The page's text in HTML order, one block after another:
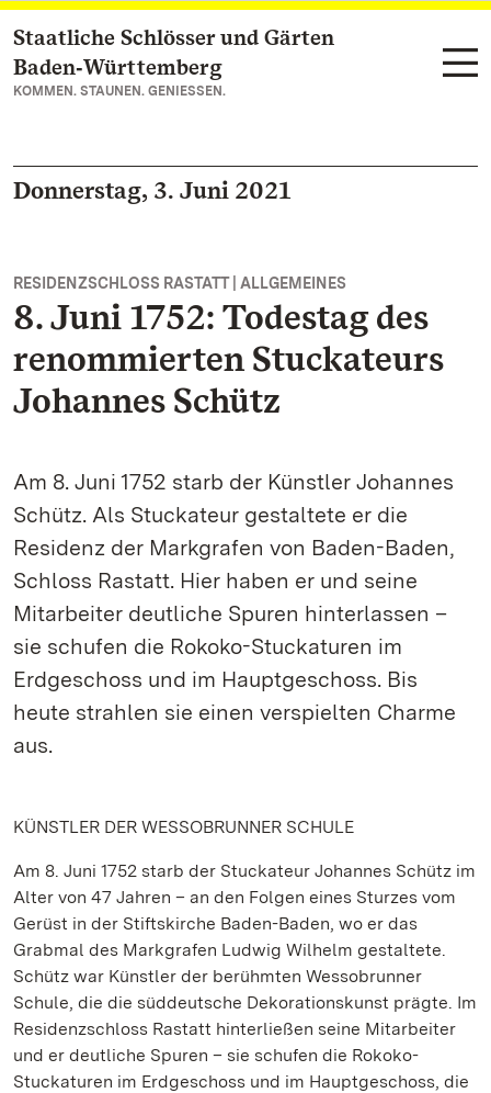
Zum Hauptinhalt springen
Staatliche Schlösser und Gärten
Baden‑Württemberg
KOMMEN. STAUNEN. GENIESSEN.
Donnerstag, 3. Juni 2021
RESIDENZSCHLOSS RASTATT | ALLGEMEINES
8. Juni 1752: Todestag des
renommierten Stuckateurs
Johannes Schütz
Am 8. Juni 1752 starb der Künstler Johannes
Schütz. Als Stuckateur gestaltete er die
Residenz der Markgrafen von Baden-Baden,
Schloss Rastatt. Hier haben er und seine
Mitarbeiter deutliche Spuren hinterlassen –
sie schufen die Rokoko-Stuckaturen im
Erdgeschoss und im Hauptgeschoss. Bis
heute strahlen sie einen verspielten Charme
aus.
KÜNSTLER DER WESSOBRUNNER SCHULE
Am 8. Juni 1752 starb der Stuckateur Johannes Schütz im
Alter von 47 Jahren – an den Folgen eines Sturzes vom
Gerüst in der Stiftskirche Baden-Baden, wo er das
Grabmal des Markgrafen Ludwig Wilhelm gestaltete.
Schütz war Künstler der berühmten Wessobrunner
Schule, die die süddeutsche Dekorationskunst prägte. Im
Residenzschloss Rastatt hinterließen seine Mitarbeiter
und er deutliche Spuren – sie schufen die Rokoko-
Stuckaturen im Erdgeschoss und im Hauptgeschoss, die